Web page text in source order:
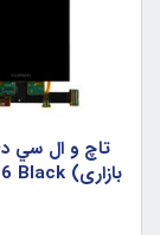
تاچ و ال سي
بازاري) Huawei P6 Black